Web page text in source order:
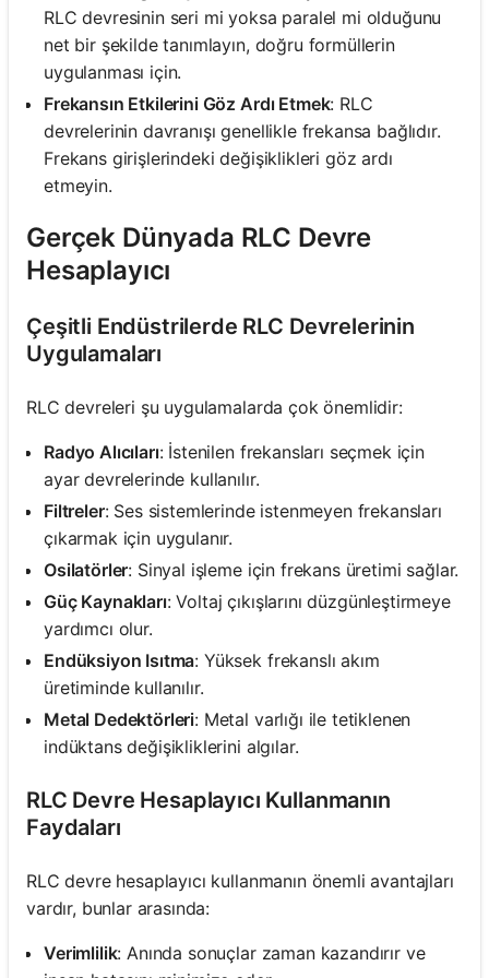
RLC devresinin seri mi yoksa paralel mi olduğunu
net bir şekilde tanımlayın, doğru formüllerin
uygulanması için.
Frekansın Etkilerini Göz Ardı Etmek: RLC
devrelerinin davranışı genellikle frekansa bağlıdır.
Frekans girişlerindeki değişiklikleri göz ardı
etmeyin.
Gerçek Dünyada RLC Devre
Hesaplayıcı
Çeşitli Endüstrilerde RLC Devrelerinin
Uygulamaları
RLC devreleri şu uygulamalarda çok önemlidir:
Radyo Alıcıları: İstenilen frekansları seçmek için
ayar devrelerinde kullanılır.
Filtreler: Ses sistemlerinde istenmeyen frekansları
çıkarmak için uygulanır.
Osilatörler: Sinyal işleme için frekans üretimi sağlar.
Güç Kaynakları: Voltaj çıkışlarını düzgünleştirmeye
yardımcı olur.
Endüksiyon Isıtma: Yüksek frekanslı akım
üretiminde kullanılır.
Metal Dedektörleri: Metal varlığı ile tetiklenen
indüktans değişikliklerini algılar.
RLC Devre Hesaplayıcı Kullanmanın
Faydaları
RLC devre hesaplayıcı kullanmanın önemli avantajları
vardır, bunlar arasında:
Verimlilik: Anında sonuçlar zaman kazandırır ve